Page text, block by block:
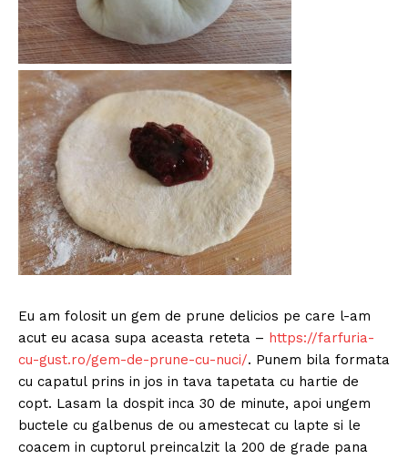
Eu am folosit un gem de prune delicios pe care l-am
acut eu acasa supa aceasta reteta – https://farfuria-
cu-gust.ro/gem-de-prune-cu-nuci/. Punem bila formata
cu capatul prins in jos in tava tapetata cu hartie de
copt. Lasam la dospit inca 30 de minute, apoi ungem
buctele cu galbenus de ou amestecat cu lapte si le
coacem in cuptorul preincalzit la 200 de grade pana